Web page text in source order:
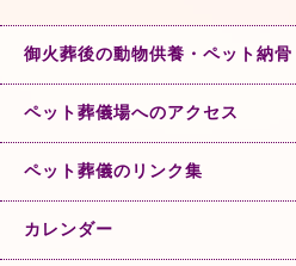
御火葬後の動物供養・ペット納骨
ペット葬儀場へのアクセス
ペット葬儀のリンク集
カレンダー